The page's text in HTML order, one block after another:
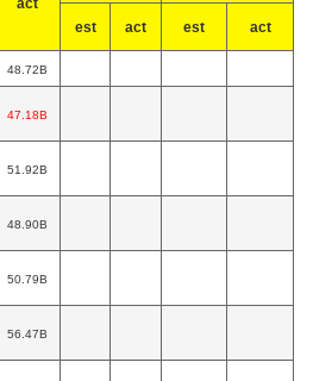
act
est
act est act
48.72B
47.18B
51.92B
48.90B
50.79B
56.47B